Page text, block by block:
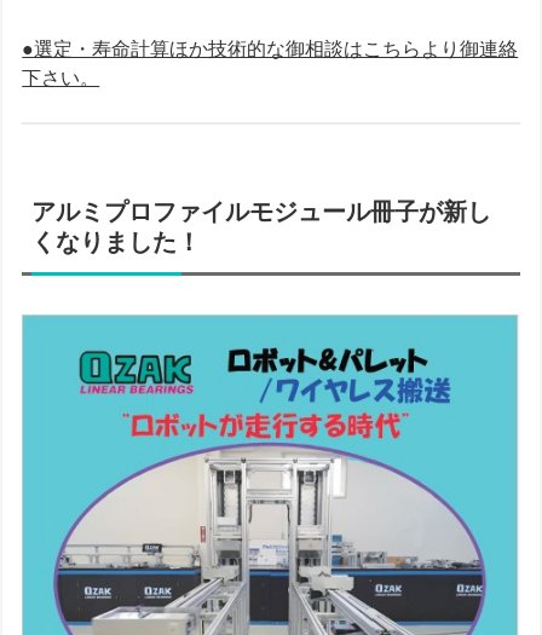
●選定・寿命計算ほか技術的な御相談はこちらより御連絡
下さい。
アルミプロファイルモジュール冊子が新し
くなりました！